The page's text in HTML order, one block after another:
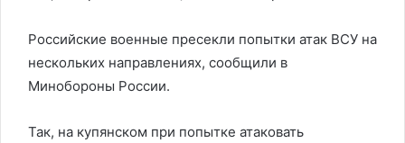
Российские военные пресекли попытки атак ВСУ на
нескольких направлениях, сообщили в
Минобороны России.
Так, на купянском при попытке атаковать